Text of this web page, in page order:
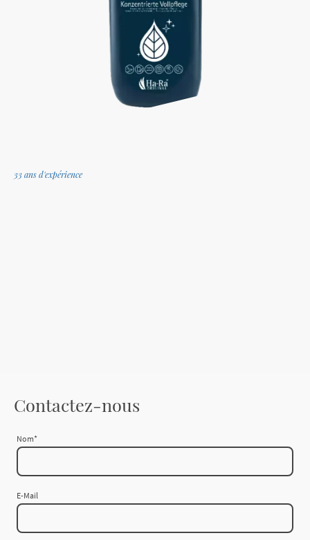
33 ans d'expérience
Contactez-nous
Nom*
E-Mail